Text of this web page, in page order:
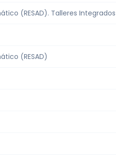
(RESAD). Talleres Integrados
(RESAD)